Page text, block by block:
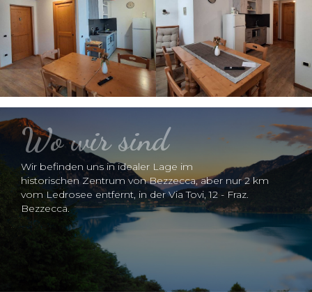
Wo wir sind
Wir befinden uns in idealer Lage im
historischen Zentrum von Bezzecca, aber nur 2 km
vom Ledrosee entfernt, in der Via Tovi, 12 - Fraz.
Bezzecca.